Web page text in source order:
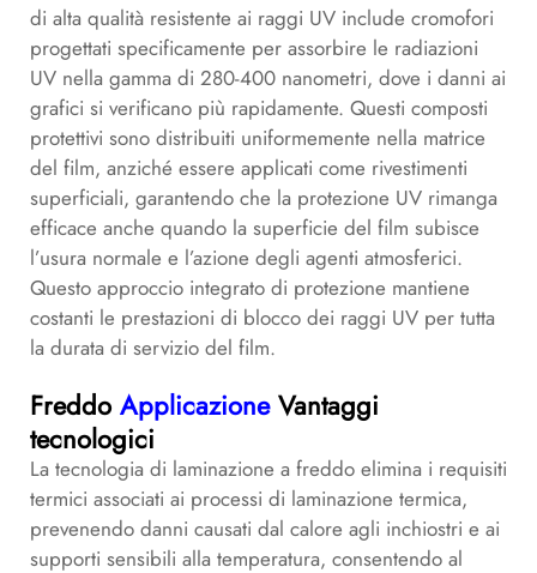
di alta qualità resistente ai raggi UV include cromofori
progettati specificamente per assorbire le radiazioni
UV nella gamma di 280-400 nanometri, dove i danni ai
grafici si verificano più rapidamente. Questi composti
protettivi sono distribuiti uniformemente nella matrice
del film, anziché essere applicati come rivestimenti
superficiali, garantendo che la protezione UV rimanga
efficace anche quando la superficie del film subisce
l’usura normale e l’azione degli agenti atmosferici.
Questo approccio integrato di protezione mantiene
costanti le prestazioni di blocco dei raggi UV per tutta
la durata di servizio del film.
FreddoApplicazioneVantaggi
tecnologici
La tecnologia di laminazione a freddo elimina i requisiti
termici associati ai processi di laminazione termica,
prevenendo danni causati dal calore agli inchiostri e ai
supporti sensibili alla temperatura, consentendo al